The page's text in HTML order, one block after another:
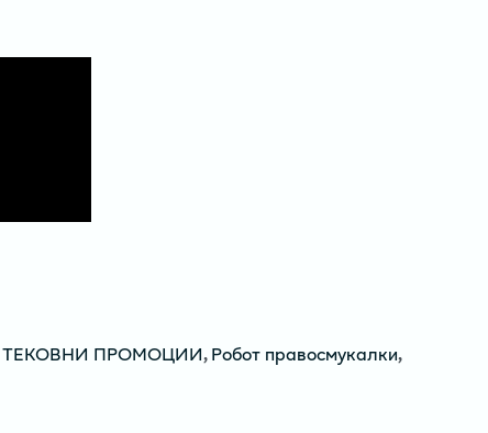
ТЕКОВНИ ПРОМОЦИИ,Робот правосмукалки,